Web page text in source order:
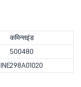
कमिन्सइंड
500480
INE298A01020